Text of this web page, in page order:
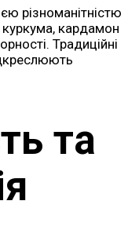
різноманітністю
куркума, кардамон
Традиційні
та